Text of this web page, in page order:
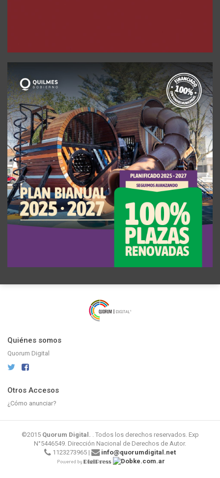
Quiénes somos
Quorum Digital
Otros Accesos
¿Cómo anunciar?
©2015 Quorum Digital.
. Todos los derechos reservados. Exp
N°5446549. Dirección Nacional de Derechos de Autor.
1123273965 |
info@quorumdigital.net